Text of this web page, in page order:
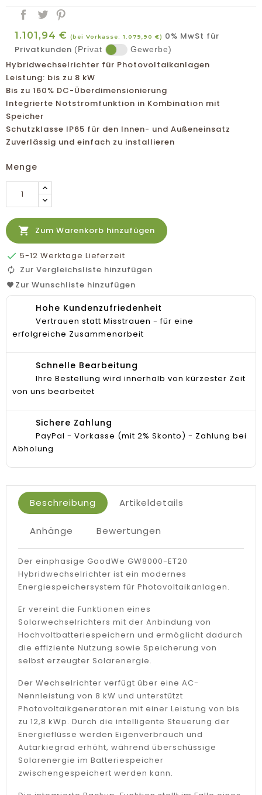
1.101,94 € (bei Vorkasse: 1.079,90 €)
0% MwSt für
Privatkunden (Privat Gewerbe)
Hybridwechselrichter für Photovoltaikanlagen
Leistung: bis zu 8 kW
Bis zu 160% DC-Überdimensionierung
Integrierte Notstromfunktion in Kombination mit
Speicher
Schutzklasse IP65 für den Innen- und Außeneinsatz
Zuverlässig und einfach zu installieren
Menge
 Zum Warenkorb hinzufügen
 5-12 Werktage Lieferzeit
Zur Vergleichsliste hinzufügen
Zur Wunschliste hinzufügen
Hohe Kundenzufriedenheit
Vertrauen statt Misstrauen - für eine
erfolgreiche Zusammenarbeit
Schnelle Bearbeitung
Ihre Bestellung wird innerhalb von kürzester Zeit
von uns bearbeitet
Sichere Zahlung
PayPal - Vorkasse (mit 2% Skonto) - Zahlung bei
Abholung
Beschreibung Artikeldetails
Anhänge Bewertungen
Der einphasige GoodWe GW8000-ET20
Hybridwechselrichter ist ein modernes
Energiespeichersystem für Photovoltaikanlagen.
Er vereint die Funktionen eines
Solarwechselrichters mit der Anbindung von
Hochvoltbatteriespeichern und ermöglicht dadurch
die effiziente Nutzung sowie Speicherung von
selbst erzeugter Solarenergie.
Der Wechselrichter verfügt über eine AC-
Nennleistung von 8 kW und unterstützt
Photovoltaikgeneratoren mit einer Leistung von bis
zu 12,8 kWp. Durch die intelligente Steuerung der
Energieflüsse werden Eigenverbrauch und
Autarkiegrad erhöht, während überschüssige
Solarenergie im Batteriespeicher
zwischengespeichert werden kann.